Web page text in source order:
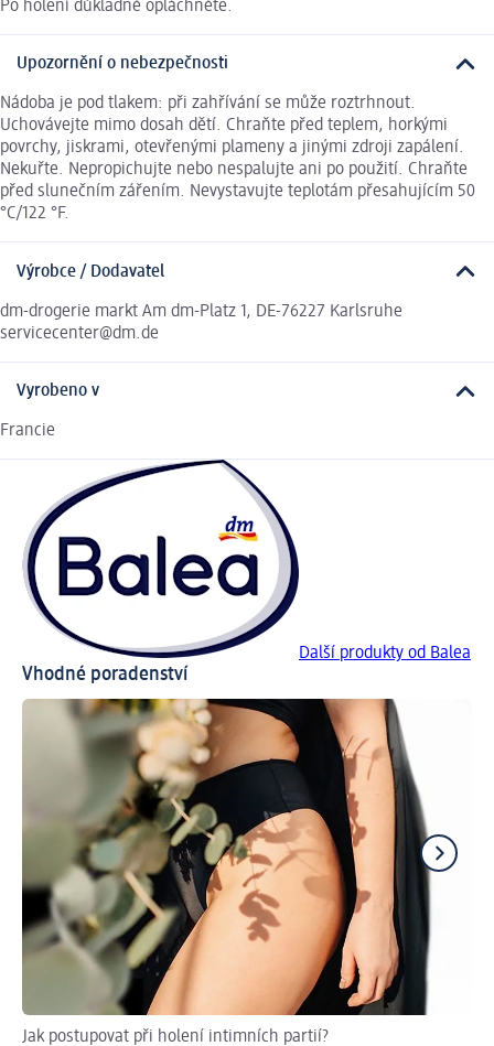
Po holení důkladně opláchněte.
Upozornění o nebezpečnosti
Nádoba je pod tlakem: při zahřívání se může roztrhnout.
Uchovávejte mimo dosah dětí. Chraňte před teplem, horkými
povrchy, jiskrami, otevřenými plameny a jinými zdroji zapálení.
Nekuřte. Nepropichujte nebo nespalujte ani po použití. Chraňte
před slunečním zářením. Nevystavujte teplotám přesahujícím 50
°C/122 °F.
Výrobce / Dodavatel
dm-drogerie markt Am dm-Platz 1, DE-76227 Karlsruhe
servicecenter@dm.de
Vyrobeno v
Francie
Další produkty od Balea
Vhodné poradenství
Jak postupovat při holení intimních partií?